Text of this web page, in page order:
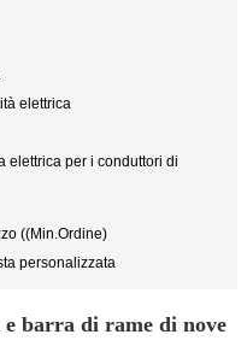
elettrica
elettrica per i conduttori di
((Min.Ordine)
personalizzata
barra di rame di nove